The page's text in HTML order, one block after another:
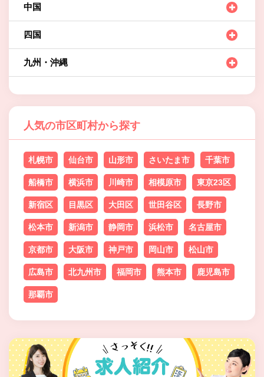
中国
四国
九州・沖縄
人気の市区町村から探す
札幌市 仙台市 山形市 さいたま市 千葉市
船橋市 横浜市 川崎市 相模原市 東京23区
新宿区 目黒区 大田区 世田谷区 長野市
松本市 新潟市 静岡市 浜松市 名古屋市
京都市 大阪市 神戸市 岡山市 松山市
広島市 北九州市 福岡市 熊本市 鹿児島市
那覇市